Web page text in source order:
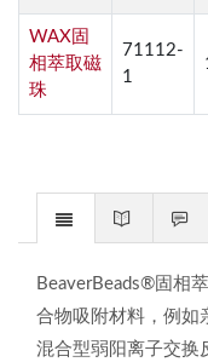
WAX固
相萃取磁
珠
71112-
1
BeaverBeads®固相
合物吸附材料，例如
混合型弱阳离子交换